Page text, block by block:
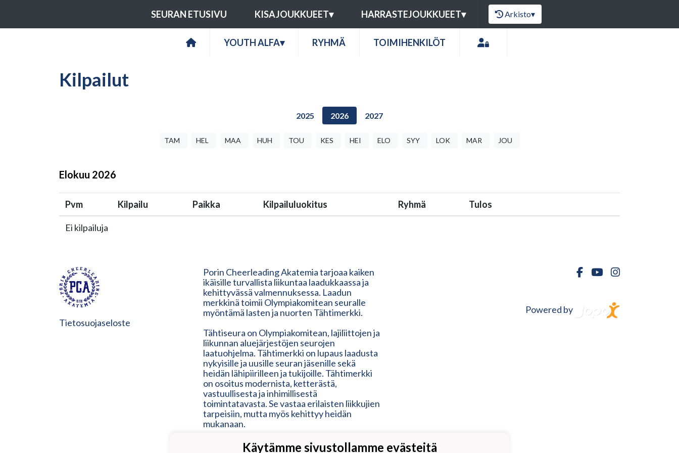
SEURAN ETUSIVU KISAJOUKKUEET▾ HARRASTEJOUKKUEET▾ Arkisto▾
YOUTH ALFA▾ RYHMÄ TOIMIHENKILÖT
Kilpailut
2025 2026 2027
TAM HEL MAA HUH TOU KES HEI ELO SYY LOK MAR JOU
Elokuu 2026
Pvm Kilpailu Paikka Kilpailuluokitus Ryhmä Tulos
Ei kilpailuja
Tietosuojaseloste
Porin Cheerleading Akatemia tarjoaa kaiken
ikäisille turvallista liikuntaa laadukkaassa ja
kehittyvässä valmennuksessa. Laadun
merkkinä toimii Olympiakomitean seuralle
myöntämä lasten ja nuorten Tähtimerkki.
Tähtiseura on Olympiakomitean, lajiliittojen ja
liikunnan aluejärjestöjen seurojen
laatuohjelma. Tähtimerkki on lupaus laadusta
nykyisille ja uusille seuran jäsenille sekä
heidän lähipiirilleen ja tukijoille. Tähtimerkki
on osoitus modernista, ketterästä,
vastuullisesta ja inhimillisestä
toimintatavasta. Se vastaa erilaisten liikkujien
tarpeisiin, mutta myös kehittyy heidän
mukanaan.
Powered by
Käytämme sivustollamme evästeitä